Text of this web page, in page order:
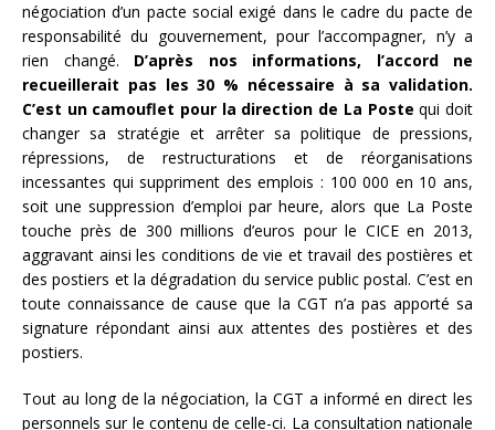
négociation d’un pacte social exigé dans le cadre du pacte de
responsabilité du gouvernement, pour l’accompagner, n’y a
rien changé. D’après nos informations, l’accord ne
recueillerait pas les 30 % nécessaire à sa validation.
C’est un camouflet pour la direction de La Poste qui doit
changer sa stratégie et arrêter sa politique de pressions,
répressions, de restructurations et de réorganisations
incessantes qui suppriment des emplois : 100 000 en 10 ans,
soit une suppression d’emploi par heure, alors que La Poste
touche près de 300 millions d’euros pour le CICE en 2013,
aggravant ainsi les conditions de vie et travail des postières et
des postiers et la dégradation du service public postal. C’est en
toute connaissance de cause que la CGT n’a pas apporté sa
signature répondant ainsi aux attentes des postières et des
postiers.
Tout au long de la négociation, la CGT a informé en direct les
personnels sur le contenu de celle-ci. La consultation nationale